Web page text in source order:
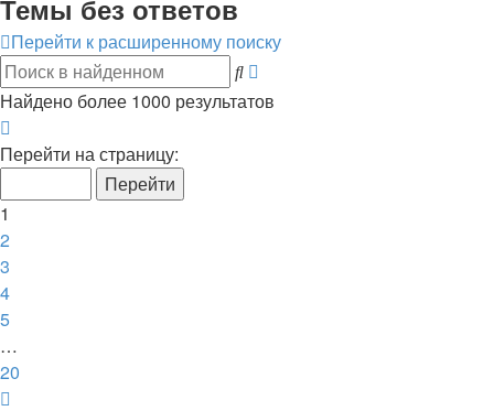
Темы без ответов
Перейти к расширенному поиску
Поиск
поиск
Найдено более 1000 результатов
1
20
Перейти на страницу:
1
2
3
4
5
…
20